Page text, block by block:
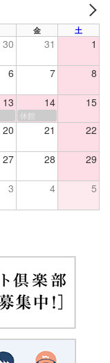
金 土
30 31 1
6 7 8
13 14 15
休館
20 21 22
27 28 29
3 4 5